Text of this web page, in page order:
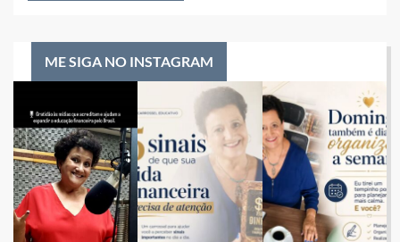
ME SIGA NO INSTAGRAM